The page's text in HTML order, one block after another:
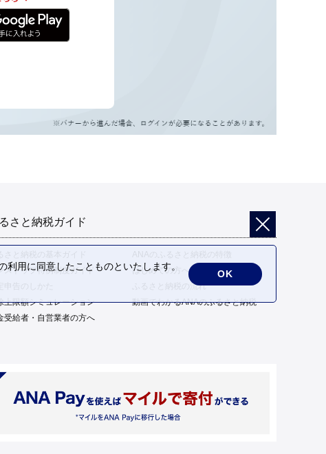
さと納税ガイド
さと納税の基本ガイド
ANAのふるさと納税の特徴
ストップ特例制度ガイド
はじめての方へ
ふるさと納税の流れ
上限額シミュレーション
動画でわかるANAのふるさと納税
受給者・自営業者の方へ
用に同意したことものといたします。
OK